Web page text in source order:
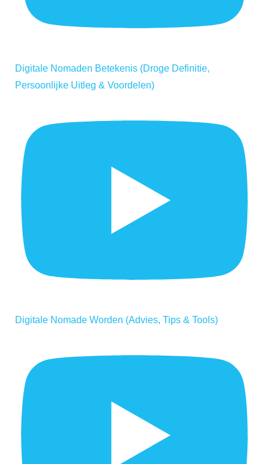
Digitale Nomaden Betekenis (Droge Definitie,
Persoonlijke Uitleg & Voordelen)
Digitale Nomade Worden (Advies, Tips & Tools)